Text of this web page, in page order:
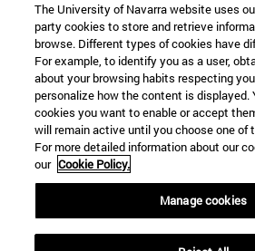
The University of Navarra website uses
party cookies to store and retrieve
browse. Different types of cookies have
For example, to identify you as a user,
about your browsing habits respecting
personalize how the content is displayed.
cookies you want to enable or accept
will remain active until you choose one of
For more detailed information about our
our Cookie Policy.
Manage cookies